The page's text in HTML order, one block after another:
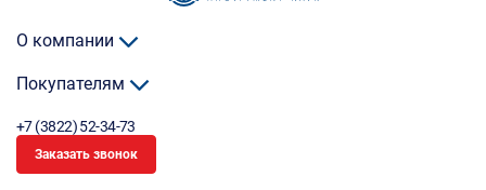
О компании
Покупателям
+7 (3822) 52-34-73
Заказать звонок